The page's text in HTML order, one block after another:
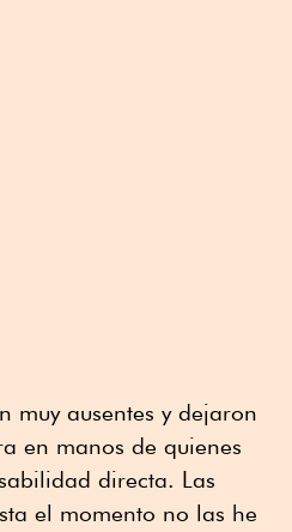
muy ausentes y dejaron
en manos de quienes
directa. Las
el momento no las he